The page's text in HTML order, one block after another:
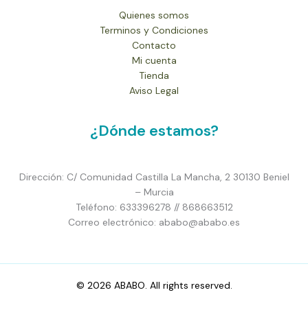
Quienes somos
Terminos y Condiciones
Contacto
Mi cuenta
Tienda
Aviso Legal
¿Dónde estamos?
Dirección: C/ Comunidad Castilla La Mancha, 2 30130 Beniel
– Murcia
Teléfono: 633396278 // 868663512
Correo electrónico: ababo@ababo.es
© 2026 ABABO. All rights reserved.